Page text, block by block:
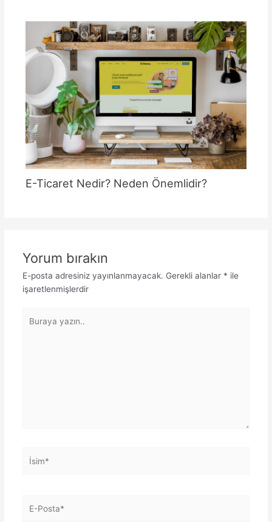
E-Ticaret Nedir? Neden Önemlidir?
Yorum bırakın
E-posta adresiniz yayınlanmayacak. Gerekli alanlar * ile
işaretlenmişlerdir
yazın..
Posta*